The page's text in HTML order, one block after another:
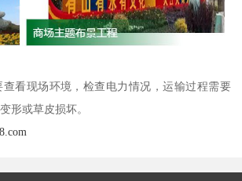
看现场环境，检查电力情况，运输过程需要
形或草皮损坏。